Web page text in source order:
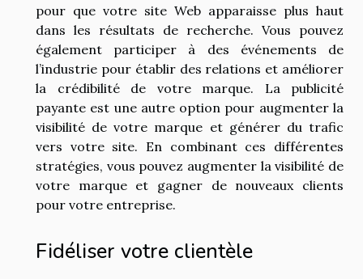
pour que votre site Web apparaisse plus haut
dans les résultats de recherche. Vous pouvez
également participer à des événements de
l’industrie pour établir des relations et améliorer
la crédibilité de votre marque. La publicité
payante est une autre option pour augmenter la
visibilité de votre marque et générer du trafic
vers votre site. En combinant ces différentes
stratégies, vous pouvez augmenter la visibilité de
votre marque et gagner de nouveaux clients
pour votre entreprise.
Fidéliser votre clientèle